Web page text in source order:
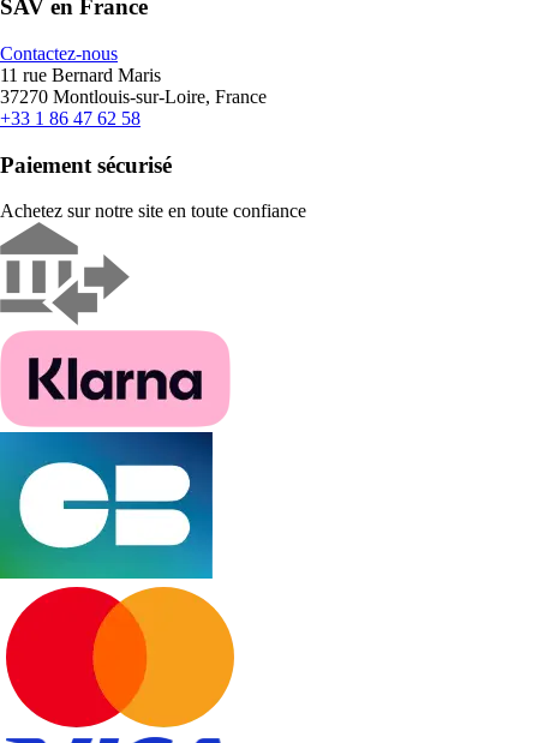
SAV en France
Contactez-nous
11 rue Bernard Maris
37270 Montlouis-sur-Loire, France
+33 1 86 47 62 58
Paiement sécurisé
Achetez sur notre site en toute confiance